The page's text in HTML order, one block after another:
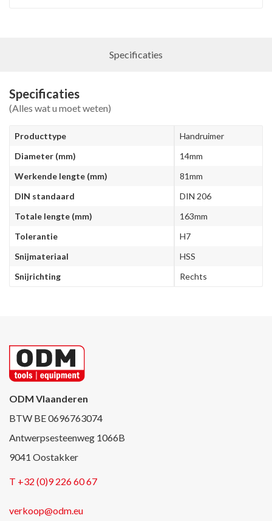
Specificaties
Specificaties
(Alles wat u moet weten)
Producttype
Handruimer
Diameter (mm)
14mm
Werkende lengte (mm)
81mm
DIN standaard
DIN 206
Totale lengte (mm)
163mm
Tolerantie
H7
Snijmateriaal
HSS
Snijrichting
Rechts
ODM Vlaanderen
BTW BE 0696763074
Antwerpsesteenweg 1066B
9041 Oostakker
T +32 (0)9 226 60 67
verkoop@odm.eu